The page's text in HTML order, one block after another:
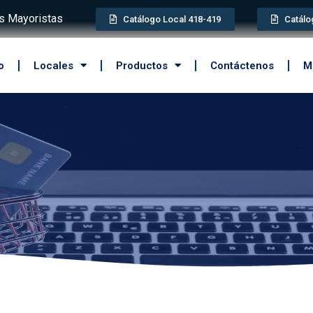
Mayoristas Catálogo Local 418-419
Locales Productos Contáctenos